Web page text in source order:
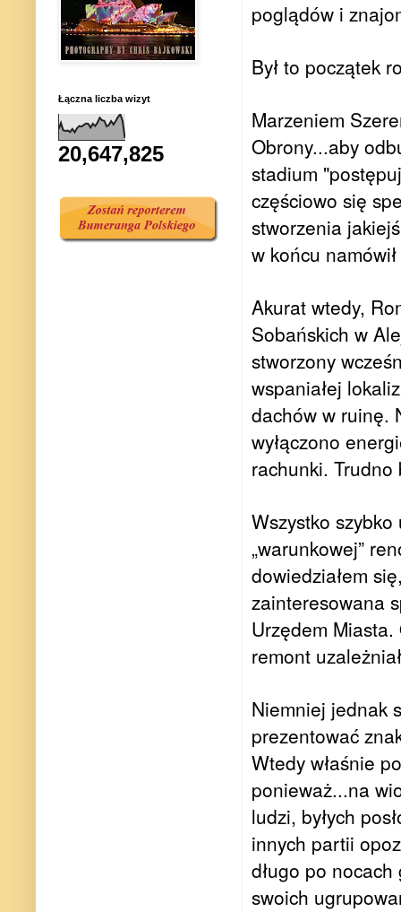
poglądów i
Był to początek
Marzeniem
Obrony...aby
stadium
częściowo się
stworzenia
w końcu
Akurat wtedy,
Sobańskich w
stworzony
wspaniałej
dachów w ruinę.
wyłączono
rachunki. Trudno
Wszystko
„warunkowej”
dowiedziałem
zainteresowana
Urzędem
remont
Niemniej jednak
prezentować
Wtedy właśnie
ponieważ...na
ludzi, byłych
innych partii
długo po
swoich
Łączna liczba wizyt
20,647,825